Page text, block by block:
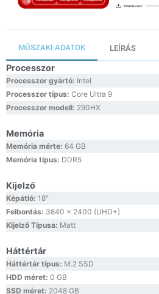
MŰSZAKI ADATOK LEÍRÁS
Processzor
Processzor gyártó: Intel
Processzor típus: Core Ultra 9
Processzor modell: 290HX
Memória
Memória mérte: 64 GB
Memória típus: DDR5
Kijelző
Képátló: 18″
Felbontás: 3840 x 2400 (UHD+)
Kijelző Típusa: Matt
Háttértár
Háttértár típus: M.2 SSD
HDD méret: 0 GB
SSD méret: 2048 GB